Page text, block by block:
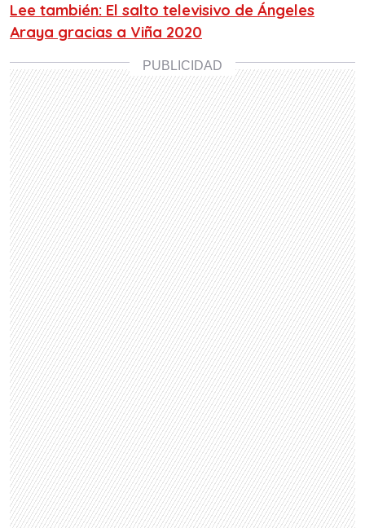
Lee también: El salto televisivo de Ángeles
Araya gracias a Viña 2020